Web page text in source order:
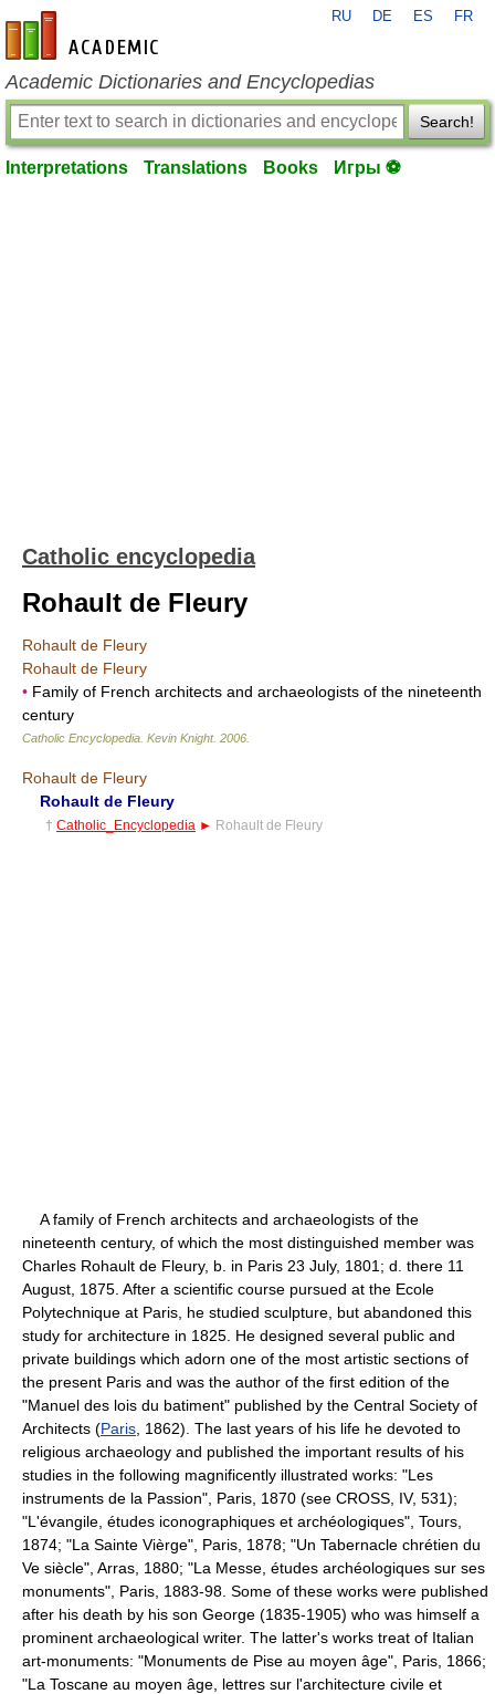
en-academic.com
RU DE ES FR
Academic Dictionaries and Encyclopedias
Search!
Interpretations Translations Books Игры ⚽
Catholic encyclopedia
Rohault de Fleury
Rohault de Fleury
Rohault de Fleury
• Family of French architects and archaeologists of the nineteenth
century
Catholic Encyclopedia Kevin Knight. 2006
Rohault de Fleury
Rohault de Fleury
† Catholic_Encyclopedia ► Rohault de Fleury
A family of French architects and archaeologists of the
nineteenth century, of which the most distinguished member was
Charles Rohault de Fleury, b. in Paris 23 July, 1801; d. there 11
August, 1875. After a scientific course pursued at the Ecole
Polytechnique at Paris, he studied sculpture, but abandoned this
study for architecture in 1825. He designed several public and
private buildings which adorn one of the most artistic sections of
the present Paris and was the author of the first edition of the
"Manuel des lois du batiment" published by the Central Society of
Architects (Paris , 1862). The last years of his life he devoted to
religious archaeology and published the important results of his
studies in the following magnificently illustrated works: "Les
instruments de la Passion", Paris, 1870 (see CROSS, IV, 531);
"L'évangile, études iconographiques et archéologiques", Tours,
1874; "La Sainte Vièrge", Paris, 1878; "Un Tabernacle chrétien du
Ve siècle", Arras, 1880; "La Messe, études archéologiques sur ses
monuments", Paris, 1883-98. Some of these works were published
after his death by his son George (1835-1905) who was himself a
prominent archaeological writer. The latter's works treat of Italian
art-monuments: "Monuments de Pise au moyen âge", Paris, 1866;
"La Toscane au moyen âge, lettres sur l'architecture civile et